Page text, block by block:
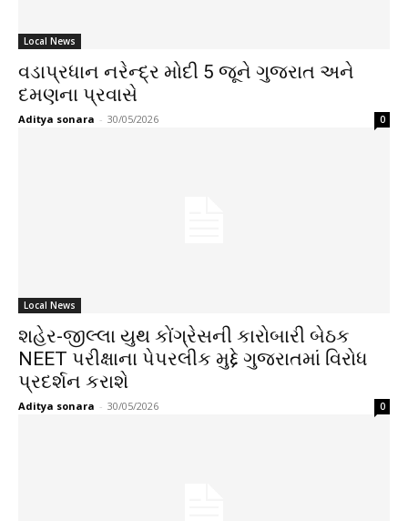
Local News
વડાપ્રધાન નરેન્દ્ર મોદી 5 જૂને ગુજરાત અને
દમણના પ્રવાસે
Aditya sonara - 30/05/2026 0
Local News
શહેર-જીલ્લા યુથ કોંગ્રેસની કારોબારી બેઠક
NEET પરીક્ષાના પેપરલીક મુદ્દે ગુજરાતમાં વિરોધ
પ્રદર્શન કરાશે
Aditya sonara - 30/05/2026 0